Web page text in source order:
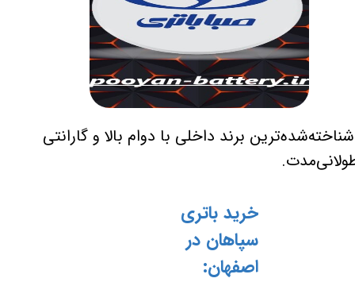
برند داخلی با دوام بالا و گارانتی
خرید باتری
سپاهان در
اصفهان: